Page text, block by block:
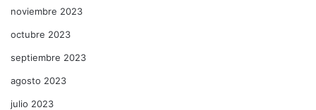
noviembre 2023
octubre 2023
septiembre 2023
agosto 2023
julio 2023